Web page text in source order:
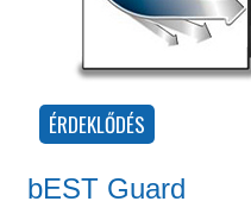
bEST Guard